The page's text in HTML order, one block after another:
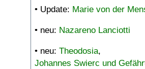
• Update: Marie von der
• neu: Nazareno Lanciotti
• neu: Theodosia,
Johannes Swierc und